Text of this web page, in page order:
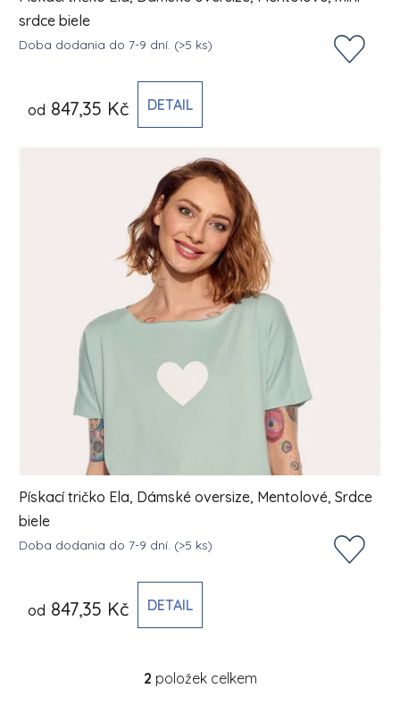
srdce biele
Doba dodania do 7-9 dní. (>5 ks)
od 847,35 Kč DETAIL
Pískací tričko Ela, Dámské oversize, Mentolové, Srdce
biele
Doba dodania do 7-9 dní. (>5 ks)
od 847,35 Kč DETAIL
Ovládací prvky výpisu
2 položek celkem